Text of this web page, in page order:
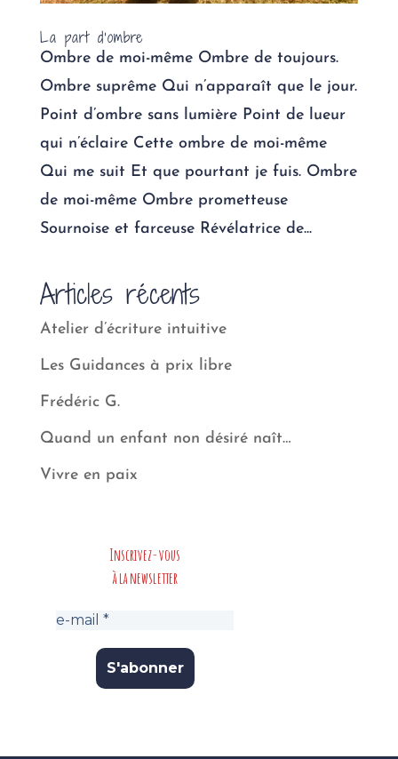
La part d’ombre
Ombre de moi-même Ombre de toujours.
Ombre suprême Qui n’apparaît que le jour.
Point d’ombre sans lumière Point de lueur
qui n’éclaire Cette ombre de moi-même
Qui me suit Et que pourtant je fuis. Ombre
de moi-même Ombre prometteuse
Sournoise et farceuse Révélatrice de...
Articles récents
Atelier d’écriture intuitive
Les Guidances à prix libre
Frédéric G.
Quand un enfant non désiré naît…
Vivre en paix
Inscrivez-vous
à la newsletter